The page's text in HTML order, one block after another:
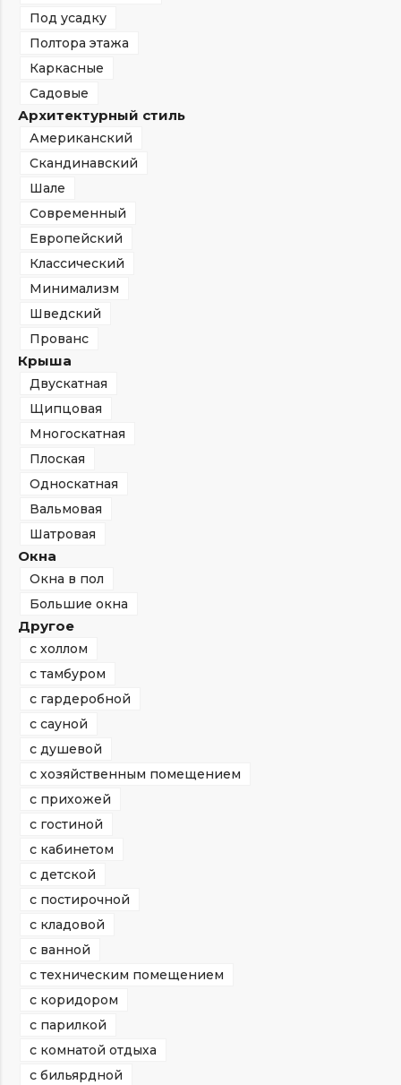
Под усадку
Полтора этажа
Каркасные
Садовые
Архитектурный стиль
Американский
Скандинавский
Шале
Современный
Европейский
Классический
Минимализм
Шведский
Прованс
Крыша
Двускатная
Щипцовая
Многоскатная
Плоская
Односкатная
Вальмовая
Шатровая
Окна
Окна в пол
Большие окна
Другое
с холлом
с тамбуром
с гардеробной
с сауной
с душевой
с хозяйственным помещением
с прихожей
с гостиной
с кабинетом
с детской
с постирочной
с кладовой
с ванной
с техническим помещением
с коридором
с парилкой
с комнатой отдыха
с бильярдной